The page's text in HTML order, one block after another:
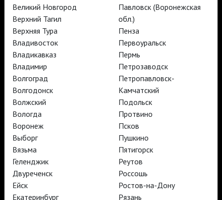
TheatreHD
АРТ-ЛЕКТОРИЙ В КИНО
TheatreHD
TheatreHD Опера
TheatreHD Балет в кино
АРТ-ЛЕКТОРИЙ В КИНО
TheatreHD
Подписаться на рассылку
Поддержать
Стать волонтёром
Как организовать показ в вашем городе
Контакты
Великий Новгород
Верхний Тагил
Верхняя Тура
Владивосток
Владикавказ
Владимир
Волгоград
Волгодонск
Волжский
Вологда
Воронеж
Выборг
Вязьма
Геленджик
Двуреченск
Ейск
Екатеринбург
Павловск (Воронежская
обл.)
Пенза
Первоуральск
Пермь
Петрозаводск
Петропавловск-
Камчатский
Подольск
Протвино
Псков
Пушкино
Пятигорск
Реутов
Россошь
Ростов-на-Дону
Рязань